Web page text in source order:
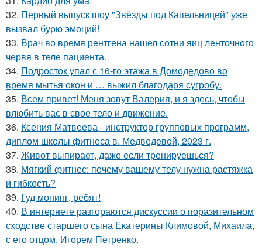
32. Первый выпуск шоу "Звёзды под Капельницей" уже
вызвал бурю эмоций!
33. Врач во время рентгена нашел сотни яиц ленточного
червя в теле пациента.
34. Подросток упал с 16-го этажа в Домодедово во
время мытья окон и … выжил благодаря сугробу.
35. Всем привет! Меня зовут Валерия, и я здесь, чтобы
влюбить вас в свое тело и движение.
36. Ксения Матвеева - инструктор групповых программ,
диплом школы фитнеса в. Медведевой, 2023 г.
37. Живот выпирает, даже если тренируешься?
38. Мягкий фитнес: почему вашему телу нужна растяжка
и гибкость?
39. Гуд монинг, ребят!
40. В интернете разгораются дискуссии о поразительном
сходстве старшего сына Екатерины Климовой, Михаила,
с его отцом, Игорем Петренко.